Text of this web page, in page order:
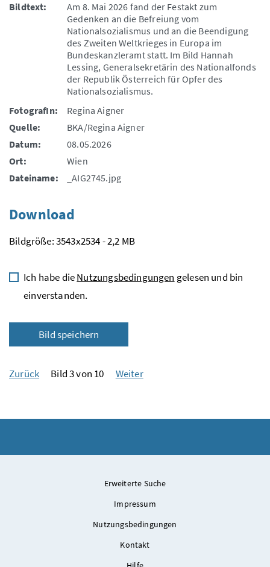
Bildtext:
Am 8. Mai 2026 fand der Festakt zum
Gedenken an die Befreiung vom
Nationalsozialismus und an die Beendigung
des Zweiten Weltkrieges in Europa im
Bundeskanzleramt statt. Im Bild Hannah
Lessing, Generalsekretärin des Nationalfonds
der Republik Österreich für Opfer des
Nationalsozialismus.
FotografIn:
Regina Aigner
Quelle:
BKA/Regina Aigner
Datum:
08.05.2026
Ort:
Wien
Dateiname:
_AIG2745.jpg
Download
Bildgröße: 3543x2534 - 2,2 MB
Ich habe dieNutzungsbedingungen gelesen und bin
einverstanden.
Bild speichern
Zurück Bild 3 von 10 Weiter
Erweiterte Suche
Impressum
Nutzungsbedingungen
Kontakt